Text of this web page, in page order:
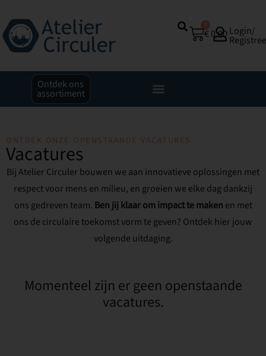
€ 0,00 Login/
Ontdek ons
assortiment
ONTDEK ONZE OPENSTAANDE VACATURES
Vacatures
Bij Atelier Circuler bouwen we aan innovatieve oplossingen met
respect voor mens en milieu, en groeien we elke dag dankzij
ons gedreven team. Ben jij klaar om impact te maken en met
ons de circulaire toekomst vorm te geven? Ontdek hier jouw
volgende uitdaging.
Momenteel zijn er geen openstaande
vacatures.